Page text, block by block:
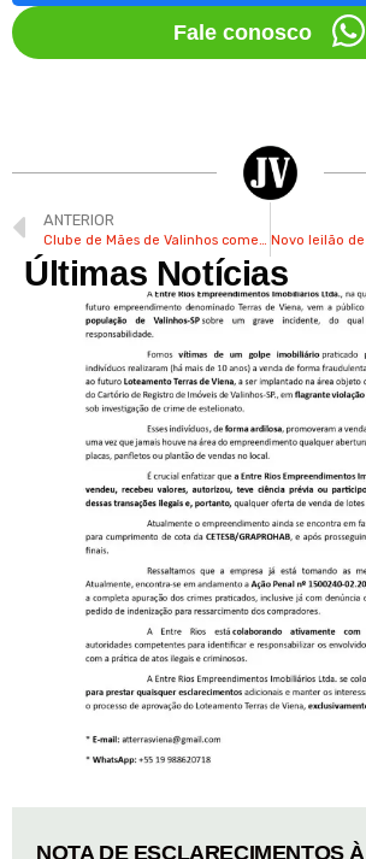
Fale conosco
ANTERIOR
Clube de Mães de Valinhos comemora 54 Anos de atividades
Últimas Notícias
NOTA DE ESCLARECIMENTOS À